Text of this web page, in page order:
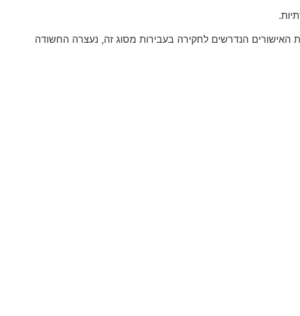
הנדרשים לחקירה בעבירות מסוג זה, נעצרה החשודה